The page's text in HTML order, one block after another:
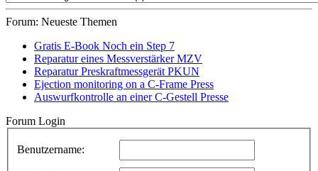
Forum: Neueste Themen
Gratis E-Book Noch ein Step 7
Reparatur eines Messverstärker MZV
Reparatur Preskraftmessgerät PKUN
Ejection monitoring on a C-Frame Press
Auswurfkontrolle an einer C-Gestell Presse
Forum Login
Benutzername: